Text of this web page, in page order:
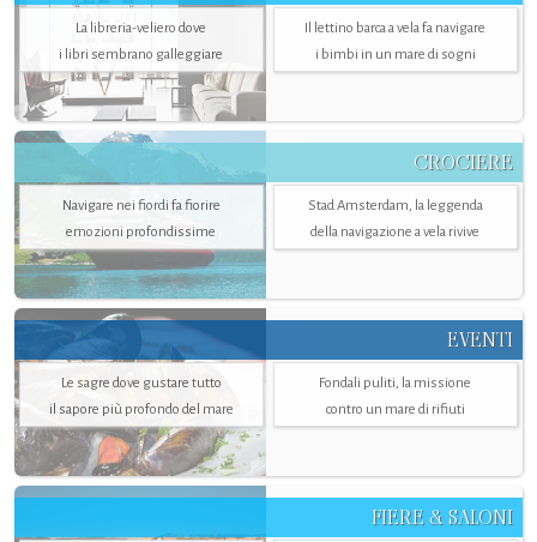
La libreria-veliero dove
i libri sembrano galleggiare
Il lettino barca a vela fa navigare
i bimbi in un mare di sogni
CROCIERE
Navigare nei fiordi fa fiorire
emozioni profondissime
Stad Amsterdam, la leggenda
della navigazione a vela rivive
EVENTI
Le sagre dove gustare tutto
il sapore più profondo del mare
Fondali puliti, la missione
contro un mare di rifiuti
FIERE & SALONI